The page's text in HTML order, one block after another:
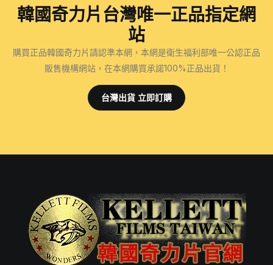
韓國奇力片台灣唯一正品指定網
站
購買正品韓國奇力片請認準本網，本網是衛生福利部唯一公認正品
販售機構網站，在本網購買承諾100%正品出貨！
台灣出貨 立即訂購